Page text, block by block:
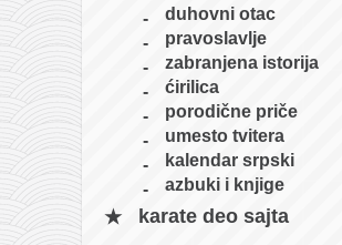
Okinava karate
najnovije na blogu
moje beleške
istorija karatea
kihon
duhovni otac
pravoslavlje
zabranjena istorija
ćirilica
porodične priče
umesto tvitera
kalendar srpski
azbuki i knjige
karate deo sajta